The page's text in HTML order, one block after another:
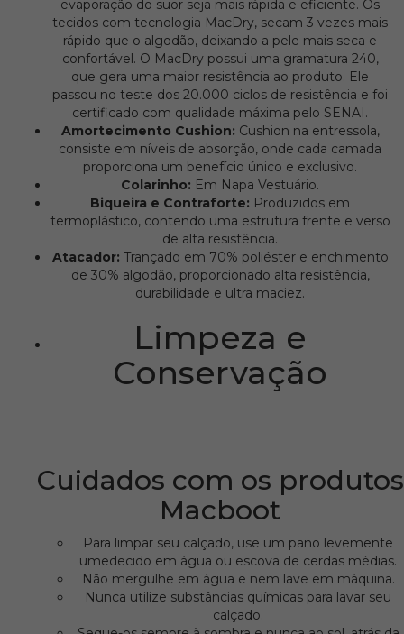
evaporação do suor seja mais rápida e eficiente. Os
tecidos com tecnologia MacDry, secam 3 vezes mais
rápido que o algodão, deixando a pele mais seca e
confortável. O MacDry possui uma gramatura 240,
que gera uma maior resistência ao produto. Ele
passou no teste dos 20.000 ciclos de resistência e foi
certificado com qualidade máxima pelo SENAI.
Amortecimento Cushion: Cushion na entressola,
consiste em níveis de absorção, onde cada camada
proporciona um benefício único e exclusivo.
Colarinho: Em Napa Vestuário.
Biqueira e Contraforte: Produzidos em
termoplástico, contendo uma estrutura frente e verso
de alta resistência.
Atacador: Trançado em 70% poliéster e enchimento
de 30% algodão, proporcionado alta resistência,
durabilidade e ultra maciez.
Limpeza e
Conservação
Cuidados com os produtos
Macboot
Para limpar seu calçado, use um pano levemente
umedecido em água ou escova de cerdas médias.
Não mergulhe em água e nem lave em máquina.
Nunca utilize substâncias químicas para lavar seu
calçado.